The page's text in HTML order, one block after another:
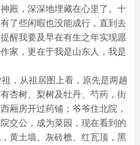
殿，深深地埋藏在心里了。十
了些闲暇也没能成行，直到去
醒我要及早在有生之年实现愿
家，更在于我是山东人，我是
，从祖居图上看，原先是两趟
杏树、梨树及牡丹、芍药，街
厢房开过药铺；爷爷住北院，
交公，成为菜园，现在看到的
黄土墙、灰砖檐、红瓦顶，黑